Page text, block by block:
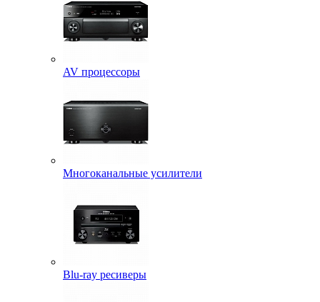
AV процессоры
Многоканальные усилители
Blu-ray ресиверы